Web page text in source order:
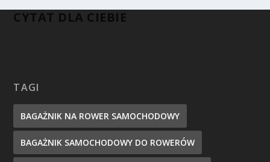
CYTAT DLA CIEBIE
TAGI
BAGAŻNIK NA ROWER SAMOCHODOWY
BAGAŻNIK SAMOCHODOWY DO ROWERÓW